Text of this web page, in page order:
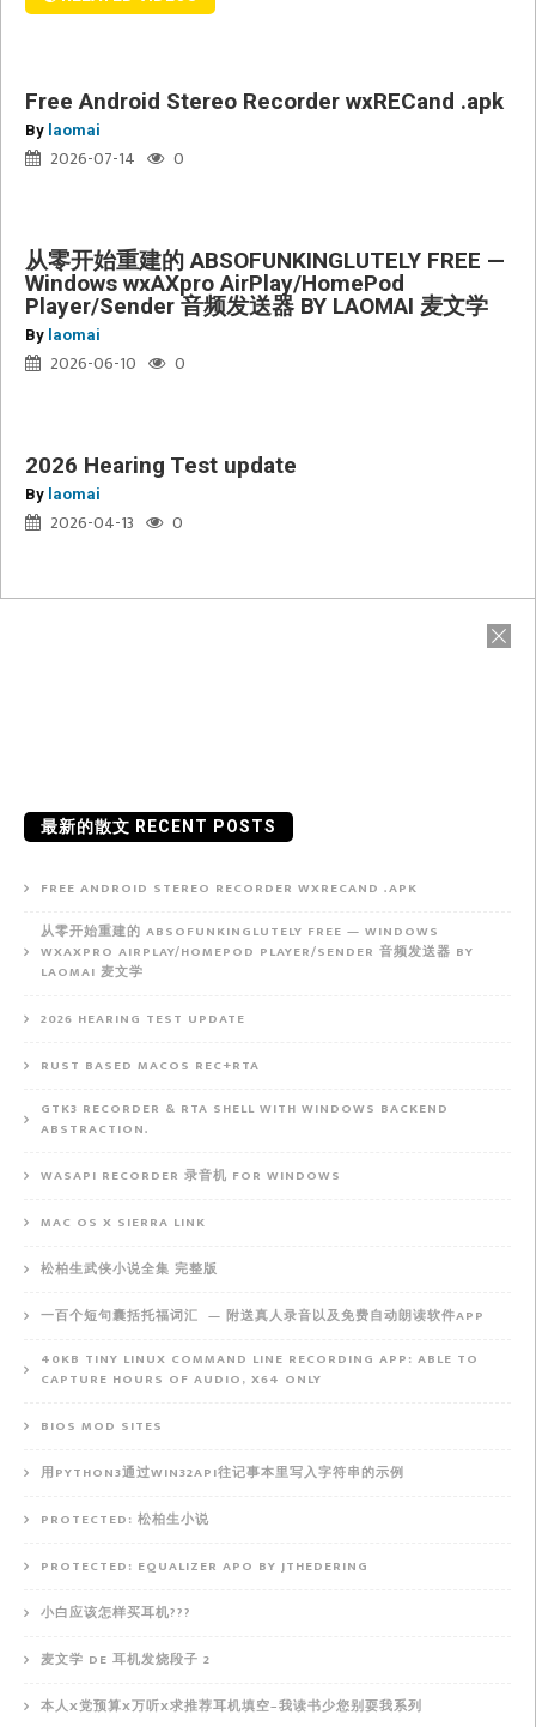
.apk
Free Android Stereo Recorder wxRECand .apk
By laomai
2026-07-14 0
LAOMAI
麦
文
从零开始重建的 ABSOFUNKINGLUTELY FREE —
Windows wxAXpro AirPlay/HomePod
Player/Sender 音频发送器 BY LAOMAI 麦文学
By laomai
2026-06-10 0
2026
Hearing
Test
2026 Hearing Test update
By laomai
2026-04-13 0
最新的散文 RECENT POSTS
FREE ANDROID STEREO RECORDER WXRECAND .APK
从零开始重建的 ABSOFUNKINGLUTELY FREE — WINDOWS
WXAXPRO AIRPLAY/HOMEPOD PLAYER/SENDER 音频发送器 BY
LAOMAI 麦文学
2026 HEARING TEST UPDATE
RUST BASED MACOS REC+RTA
GTK3 RECORDER & RTA SHELL WITH WINDOWS BACKEND
ABSTRACTION.
WASAPI RECORDER 录音机 FOR WINDOWS
MAC OS X SIERRA LINK
松柏生武侠小说全集 完整版
一百个短句囊括托福词汇 — 附送真人录音以及免费自动朗读软件APP
40KB TINY LINUX COMMAND LINE RECORDING APP: ABLE TO
CAPTURE HOURS OF AUDIO, X64 ONLY
BIOS MOD SITES
用PYTHON3通过WIN32API往记事本里写入字符串的示例
PROTECTED: 松柏生小说
PROTECTED: EQUALIZER APO BY JTHEDERING
小白应该怎样买耳机???
麦文学 DE 耳机发烧段子 2
本人X党预算X万听X求推荐耳机填空–我读书少您别耍我系列